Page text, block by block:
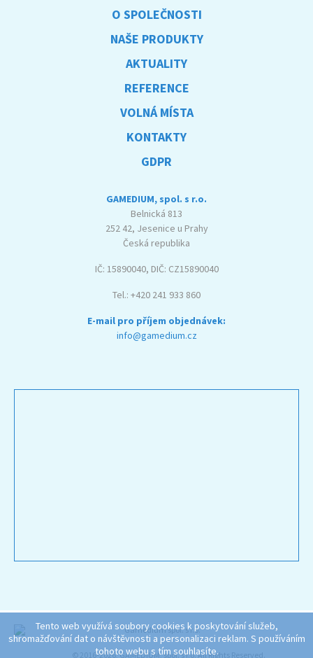
Tento web využívá soubory cookies k poskytování služeb,
shromažďování dat o návštěvnosti a personalizaci reklam. S používáním
tohoto webu s tím souhlasíte.
O SPOLEČNOSTI
NAŠE PRODUKTY
AKTUALITY
REFERENCE
VOLNÁ MÍSTA
KONTAKTY
GDPR
GAMEDIUM, spol. s r.o.
Belnická 813
252 42, Jesenice u Prahy
Česká republika
IČ: 15890040, DIČ: CZ15890040
Tel.: +420 241 933 860
E-mail pro příjem objednávek:
info@gamedium.cz
© 2016-2026, GAMEDIUM, spol. s r.o. All Rights Reserved.